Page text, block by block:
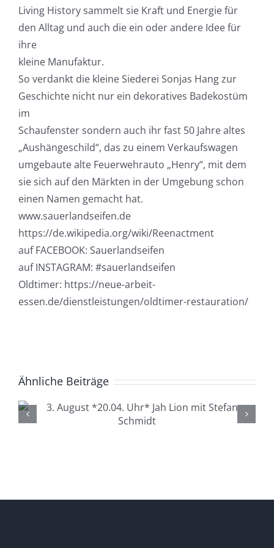
Living History sammelt sie Kraft und Energie für
den Alltag und auch die ein oder andere Idee für
ihre
kleine Manufaktur.
So verdankt die kleine Siederei Sonjas Hang zur
Geschichte nicht nur ein dekoratives Badekostüm
im
Schaufenster sondern auch ihr fast 50 Jahre altes
„Aushängeschild“, das zu einem Verkaufswagen
umgebaute alte Feuerwehrauto „Henry“, mit dem
sie sich auf den Märkten in der Umgebung schon
einen Namen gemacht hat.
www.sauerlandseifen.de
https://de.wikipedia.org/wiki/Reenactment
auf FACEBOOK: Sauerlandseifen
auf INSTAGRAM: #sauerlandseifen
Oldtimer: https://neue-arbeit-
essen.de/dienstleistungen/oldtimer-restauration/
Ähnliche Beiträge
4. August *20.04. Uhr*
Lüdenscheid Live mit Ingo